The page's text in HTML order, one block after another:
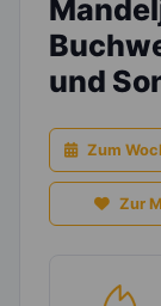
und
Zum
Zur